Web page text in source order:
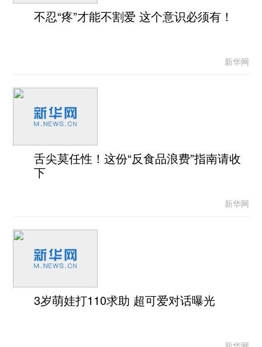
不忍“疼”才能不割爱 这个意识必须有！
新华网
舌尖莫任性！这份“反食品浪费”指南请收
下
新华网
3岁萌娃打110求助 超可爱对话曝光